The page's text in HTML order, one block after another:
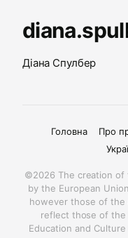
Діана Спулбер
©2026 The creation of
by the European
however those of the
reflect those of the
Education and
Головна Про